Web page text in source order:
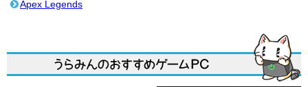
Apex Legends